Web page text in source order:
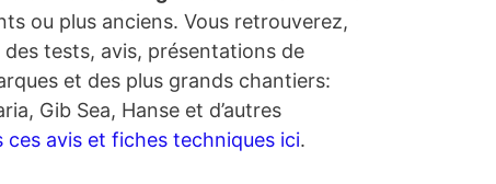
ou plus anciens. Vous retrouverez,
tests, avis, présentations de
et des plus grands chantiers:
Gib Sea, Hanse et d’autres
ces avis et fiches techniques ici.